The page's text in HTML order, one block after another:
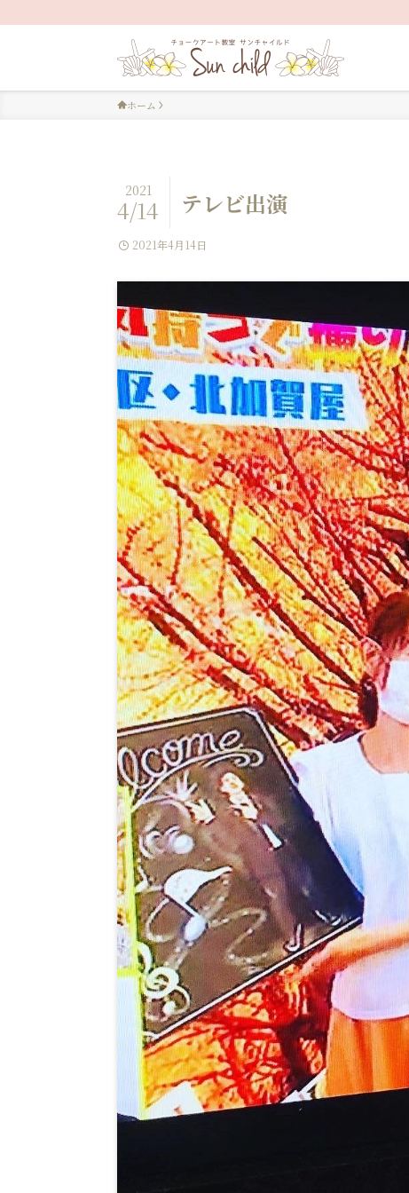
ホーム
テレビ出演
2021
4/14
2021年4月14日